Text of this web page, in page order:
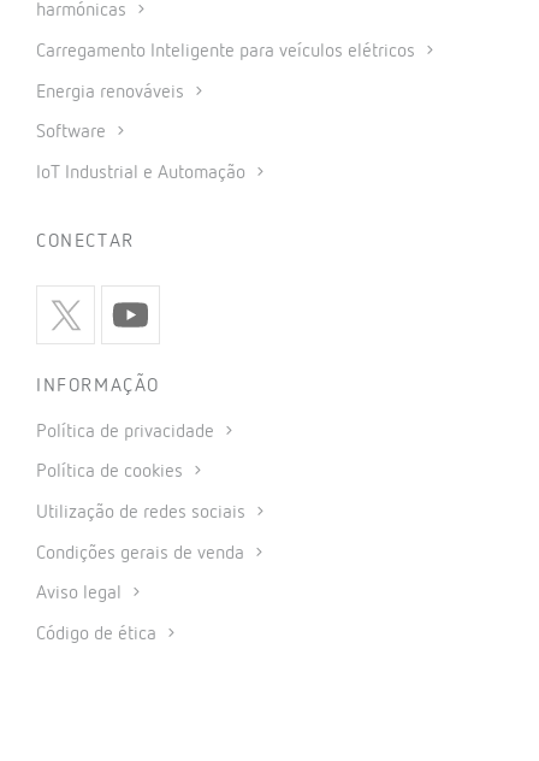
harmónicas
Carregamento Inteligente para veículos elétricos
Energia renováveis
Software
IoT Industrial e Automação
CONECTAR
INFORMAÇÃO
Política de privacidade
Política de cookies
Utilização de redes sociais
Condições gerais de venda
Aviso legal
Código de ética